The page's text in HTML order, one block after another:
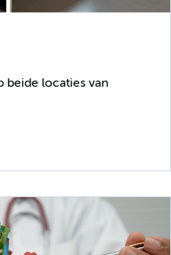
beide locaties van